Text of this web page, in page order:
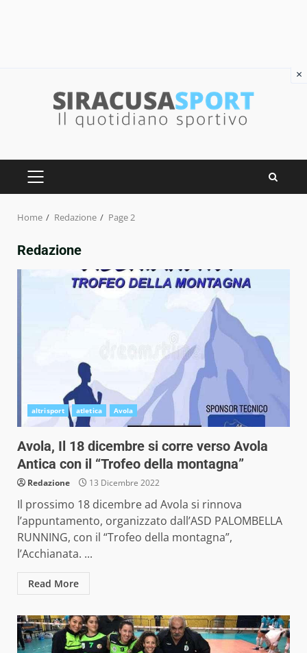
PRIMARY
Home Redazione Page 2
Redazione
altrisport atletica Avola
Avola, Il 18 dicembre si corre verso Avola
Antica con il “Trofeo della montagna”
Redazione 13 Dicembre 2022
Il prossimo 18 dicembre ad Avola si rinnova
l’appuntamento, organizzato dall’ASD PALOMBELLA
RUNNING, con il “Trofeo della montagna”,
l’Acchianata. ...
Read More
×